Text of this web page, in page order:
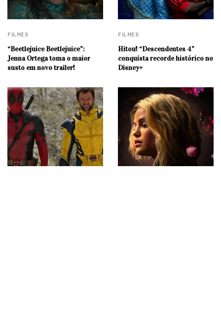
FILMES
“Beetlejuice Beetlejuice”:
Jenna Ortega toma o maior
susto em novo trailer!
FILMES
Hitou! “Descendentes 4”
conquista recorde histórico no
Disney+